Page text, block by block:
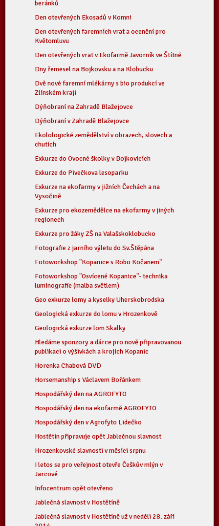
beránků
Den otevřených Ekosadů v Komni
Den otevřených faremních vrat a ocenění pro
Květomluvu
Den otevřených vrat v Ekofarmě Javorník ve Štítné
Dny řemesel na Bojkovsku a na Klobucku
Dvě nové faremní mlékárny s bio produkcí ve
Zlínském kraji
Dýňobraní na Zahradě Blažejovce
Dýňobraní v Zahradě Blažejovce
Ekolologické zemědělství v obrazech, slovech a
chutích
Exkurze do Ovocné školky v Bojkovicích
Exkurze do Pivečkova lesoparku
Exkurze na ekofarmy v jižních Čechách a na
Vysočině
Exkurze pro ekozemědělce na ekofarmy v jiných
regionech
Exkurze pro žáky ZŠ na Valašskoklobucko
Fotografie z jarního výletu do Sv.Štěpána
Fotoworkshop "Kopanice s Robo Kočanem"
Fotoworkshop "Osvícené Kopanice"- technika
luminografie (malba světlem)
Geo exkurze lomy a kyselky Uherskobrodska
Geologická exkurze do lomu v Hrozenkově
Geologická exkurze lom Skalky
Hledáme sponzory a dárce pro nově připravovanou
publikaci o výšivkách a krojích Kopanic
Horenka Chabová DVD
Horsemanship s Václavem Bořánkem
Hospodářský den na AGROFYTO
Hospodářský den na ekofarmě AGROFYTO
Hospodářský den v Agrofyto Lidečko
Hostětín připravuje opět Jablečnou slavnost
Hrozenkovské slavnosti v měsíci srpnu
I letos se pro veřejnost otevře Češkův mlýn v
Jarcové
Infocentrum opět otevřeno
Jablečná slavnost v Hostětíně
Jablečná slavnost v Hostětíně už v neděli 28. září